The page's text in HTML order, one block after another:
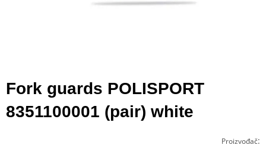
Fork guards POLISPORT
8351100001 (pair) white
Proizvođač: